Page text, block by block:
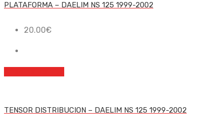
PLATAFORMA – DAELIM NS 125 1999-2002
20.00€
TENSOR DISTRIBUCION – DAELIM NS 125 1999-2002